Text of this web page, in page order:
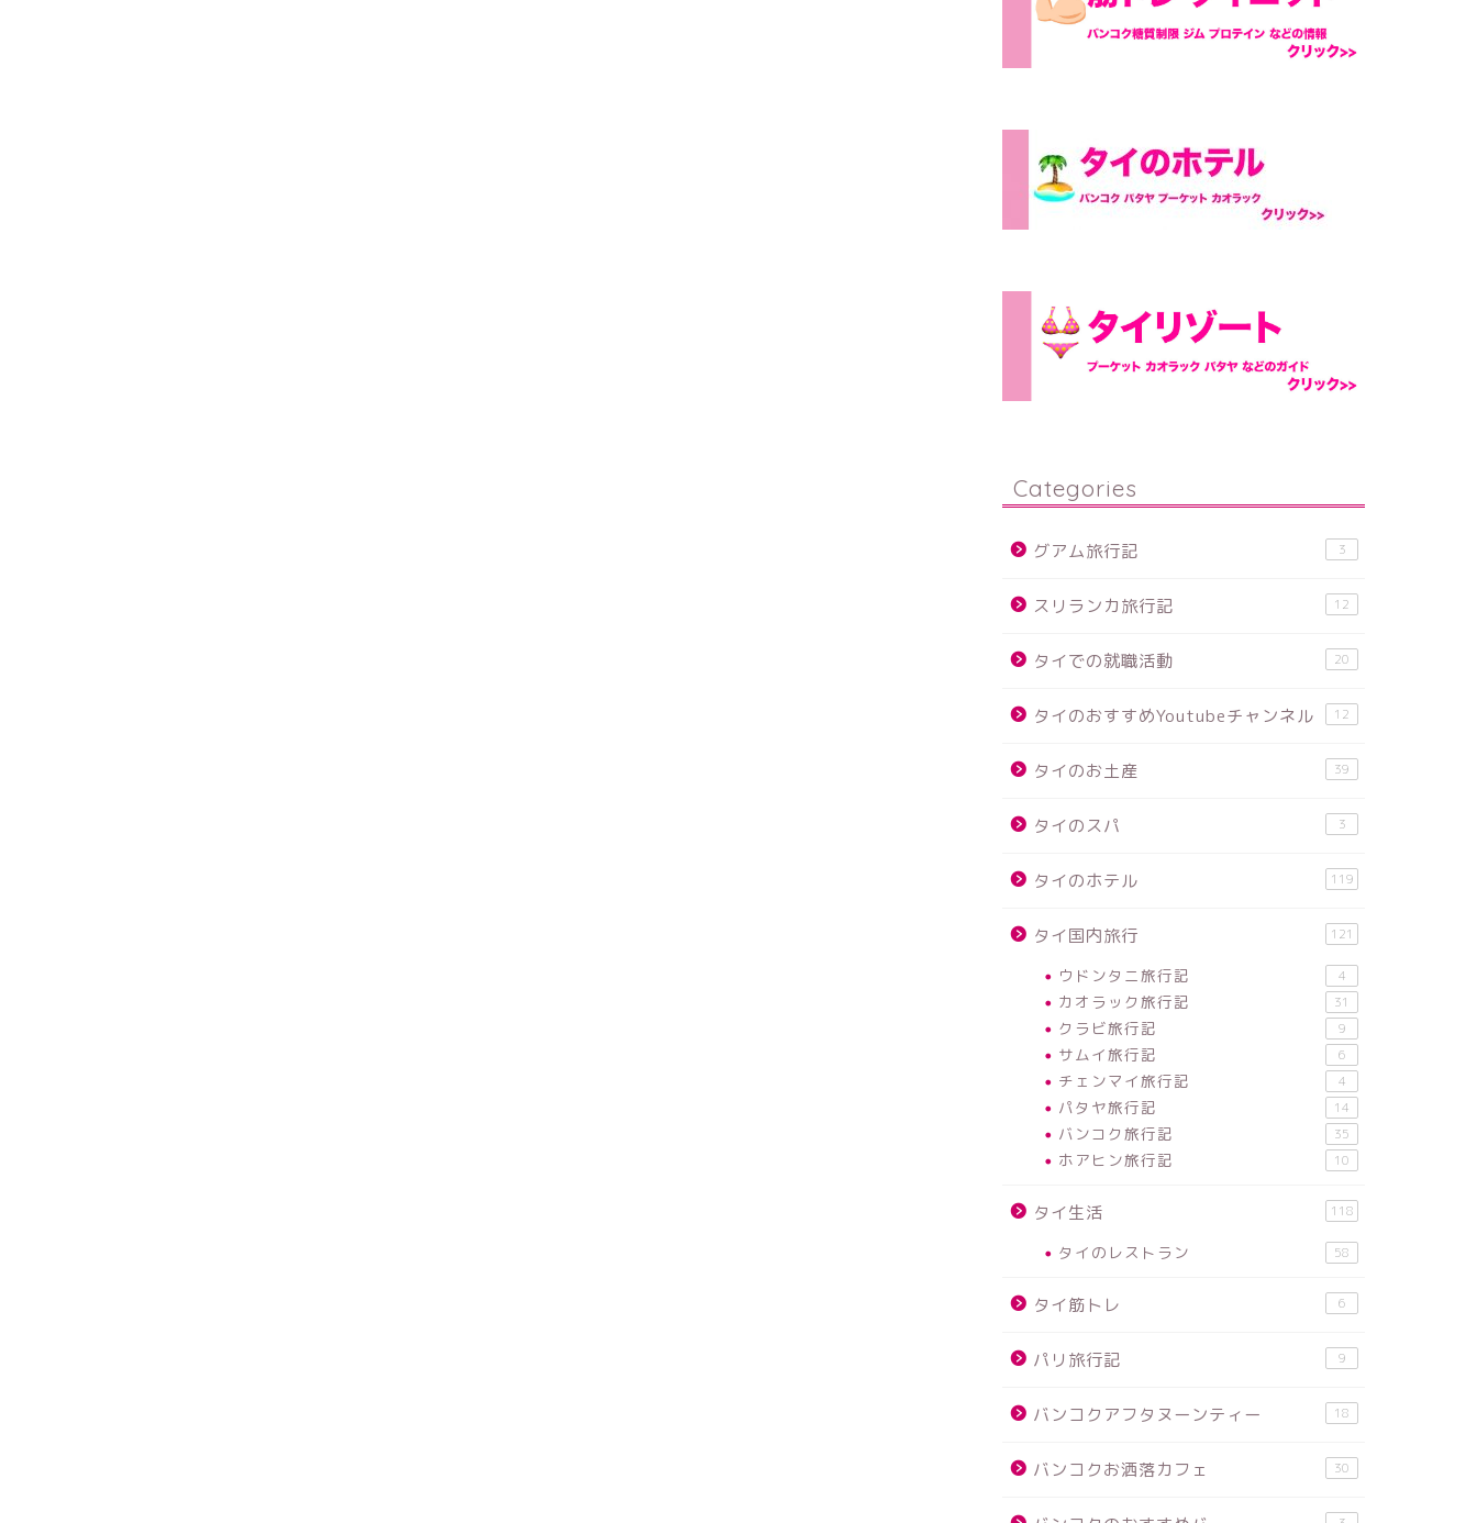
Categories
グアム旅行記 3
スリランカ旅行記 12
タイでの就職活動 20
タイのおすすめYoutubeチャンネル 12
タイのお土産 39
タイのスパ 3
タイのホテル 119
タイ国内旅行 121
ウドンタニ旅行記 4
カオラック旅行記 31
クラビ旅行記 9
サムイ旅行記 6
チェンマイ旅行記 4
パタヤ旅行記 14
バンコク旅行記 35
ホアヒン旅行記 10
タイ生活 118
タイのレストラン 58
タイ筋トレ 6
パリ旅行記 9
バンコクアフタヌーンティー 18
バンコクお洒落カフェ 30